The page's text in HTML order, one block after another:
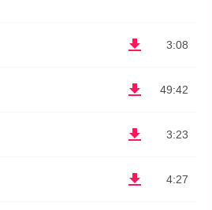
3:08
49:42
3:23
4:27